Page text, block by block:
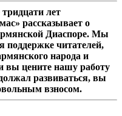
лет
рассказывает о
Диаспоре. Мы
поддержке читателей,
народа и
вы цените нашу работу
развиваться, вы
взносом.